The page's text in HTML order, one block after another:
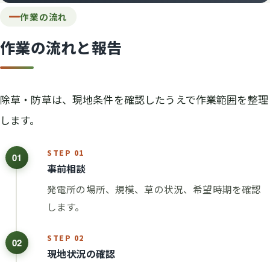
作業の流れ
作業の流れと報告
除草・防草は、現地条件を確認したうえで作業範囲を整理
します。
01 STEP 01
事前相談
発電所の場所、規模、草の状況、希望時期を確認
します。
02 STEP 02
現地状況の確認